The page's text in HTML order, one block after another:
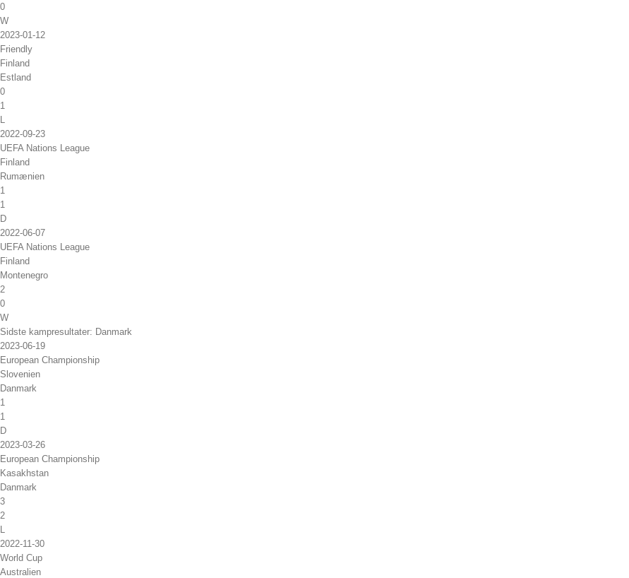
0
W
2023-01-12
Friendly
Finland
Estland
0
1
L
2022-09-23
UEFA Nations League
Finland
Rumænien
1
1
D
2022-06-07
UEFA Nations League
Finland
Montenegro
2
0
W
Sidste kampresultater: Danmark
2023-06-19
European Championship
Slovenien
Danmark
1
1
D
2023-03-26
European Championship
Kasakhstan
Danmark
3
2
L
2022-11-30
World Cup
Australien